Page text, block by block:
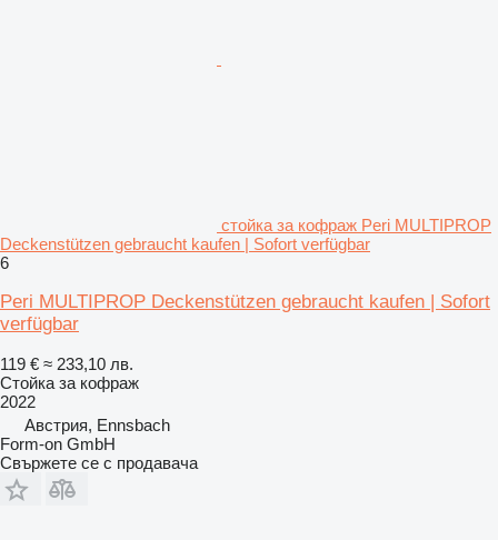
стойка за кофраж Peri MULTIPROP
Deckenstützen gebraucht kaufen | Sofort verfügbar
6
Peri MULTIPROP Deckenstützen gebraucht kaufen | Sofort
verfügbar
119 € ≈ 233,10 лв.
Стойка за кофраж
2022
Австрия, Ennsbach
Form-on GmbH
Свържете се с продавача